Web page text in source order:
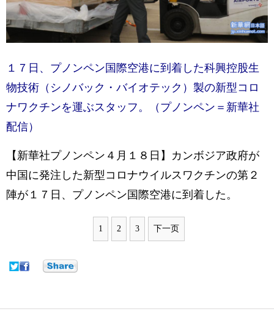
１７日、プノンペン国際空港に到着した科興控股生
物技術（シノバック・バイオテック）製の新型コロ
ナワクチンを運ぶスタッフ。（プノンペン＝新華社
配信）
【新華社プノンペン４月１８日】カンボジア政府が
中国に発注した新型コロナウイルスワクチンの第２
陣が１７日、プノンペン国際空港に到着した。
1 2 3 下一页